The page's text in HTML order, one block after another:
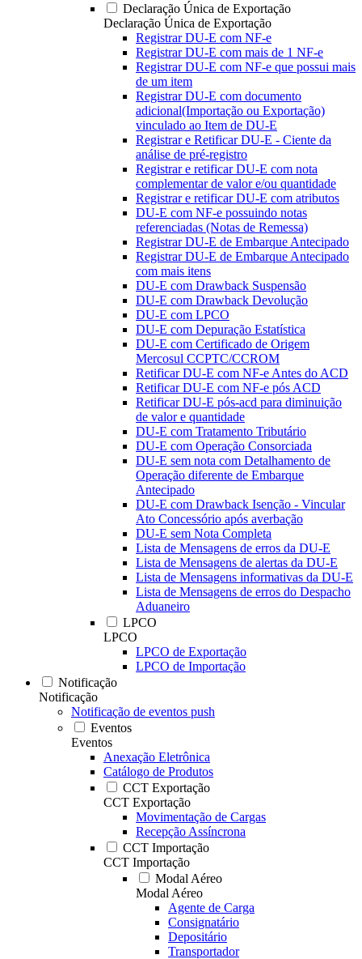
Declaração Única de Exportação
Declaração Única de Exportação
Registrar DU-E com NF-e
Registrar DU-E com mais de 1 NF-e
Registrar DU-E com NF-e que possui mais
de um item
Registrar DU-E com documento
adicional(Importação ou Exportação)
vinculado ao Item de DU-E
Registrar e Retificar DU-E - Ciente da
análise de pré-registro
Registrar e retificar DU-E com nota
complementar de valor e/ou quantidade
Registrar e retificar DU-E com atributos
DU-E com NF-e possuindo notas
referenciadas (Notas de Remessa)
Registrar DU-E de Embarque Antecipado
Registrar DU-E de Embarque Antecipado
com mais itens
DU-E com Drawback Suspensão
DU-E com Drawback Devolução
DU-E com LPCO
DU-E com Depuração Estatística
DU-E com Certificado de Origem
Mercosul CCPTC/CCROM
Retificar DU-E com NF-e Antes do ACD
Retificar DU-E com NF-e pós ACD
Retificar DU-E pós-acd para diminuição
de valor e quantidade
DU-E com Tratamento Tributário
DU-E com Operação Consorciada
DU-E sem nota com Detalhamento de
Operação diferente de Embarque
Antecipado
DU-E com Drawback Isenção - Vincular
Ato Concessório após averbação
DU-E sem Nota Completa
Lista de Mensagens de erros da DU-E
Lista de Mensagens de alertas da DU-E
Lista de Mensagens informativas da DU-E
Lista de Mensagens de erros do Despacho
Aduaneiro
LPCO
LPCO
LPCO de Exportação
LPCO de Importação
Notificação
Notificação
Notificação de eventos push
Eventos
Eventos
Anexação Eletrônica
Catálogo de Produtos
CCT Exportação
CCT Exportação
Movimentação de Cargas
Recepção Assíncrona
CCT Importação
CCT Importação
Modal Aéreo
Modal Aéreo
Agente de Carga
Consignatário
Depositário
Transportador